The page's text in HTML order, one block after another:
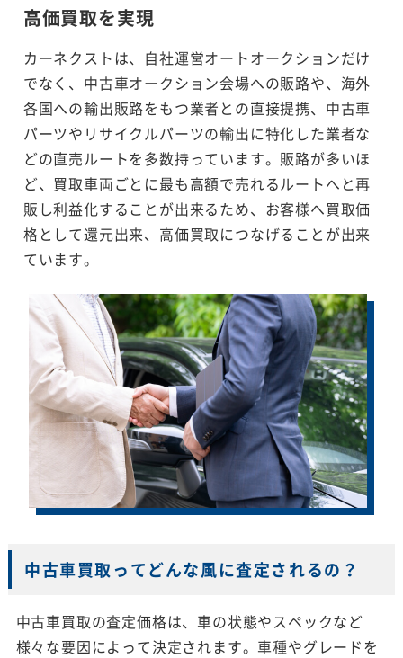
高価買取を実現
カーネクストは、自社運営オートオークションだけ
でなく、中古車オークション会場への販路や、海外
各国への輸出販路をもつ業者との直接提携、中古車
パーツやリサイクルパーツの輸出に特化した業者な
どの直売ルートを多数持っています。販路が多いほ
ど、買取車両ごとに最も高額で売れるルートへと再
販し利益化することが出来るため、お客様へ買取価
格として還元出来、高価買取につなげることが出来
ています。
中古車買取ってどんな風に査定されるの？
中古車買取の査定価格は、車の状態やスペックなど
様々な要因によって決定されます。車種やグレードを